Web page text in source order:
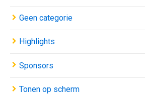
Geen categorie
Highlights
Sponsors
Tonen op scherm